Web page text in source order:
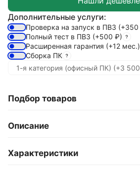
Дополнительные услуги:
Проверка на запуск в ПВЗ (+350
Полный тест в ПВЗ (+500 ₽)
Расширенная гарантия (+12 мес.)
Сборка ПК
Подбор товаров
Описание
Характеристики